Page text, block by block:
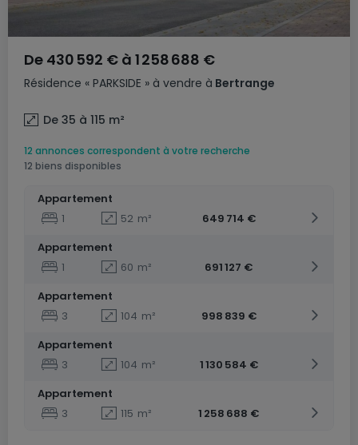
Résidence « PARKSIDE » à vendre à Bertrange
De 430 592 € à 1 258 688 €
De 35 à 115 m²
12 annonces correspondent à votre recherche
12 biens disponibles
Appartement
1
52 m²
649 714 €
Appartement
1
60 m²
691 127 €
Appartement
3
104 m²
998 839 €
Appartement
3
104 m²
1 130 584 €
Appartement
3
115 m² 1 258 688 €